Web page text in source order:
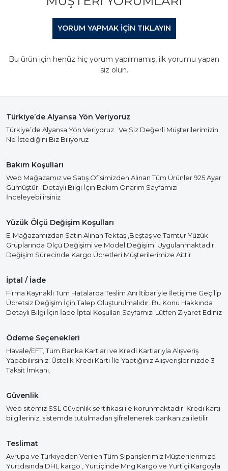
YORUM YAPMAK IÇIN TIKLAYIN
Bu ürün için henüz hiç yorum yapılmamış, ilk yorumu yapan
siz olun.
Türkiye’de Alyansa Yön Veriyoruz
Türkiye’de Alyansa Yön Veriyoruz. Ve Siz Değerli Müşterilerimizin
Ne İstediğini Biz Biliyoruz
Bakım Koşulları
Web Mağazamız ve Satış Ofisimizden Alınan Tüm Ürünler 925 Ayar
Gümüştür. Detaylı Bilgi İçin Bakım Onarım Sayfamızı
İnceleyebilirsiniz
Yüzük Ölçü Değişim Koşulları
E-Mağazamızdan Satın Alınan Tektaş ,Beştaş ve Tamtur Yüzük
Gruplarında Ölçü Değişimi ve Model Değişimi Uygulanmaktadır.
Değişim Sürecinde Kargo Ücretleri Müşterilerimize Aittir
İptal / İade
Firma Kaynaklı Tüm Hatalarda Teslim Anı İtibariyle İletişime Geçilip
Ücretsiz Değişim İçin Talep Oluşturulmalıdır. Bu Konu Hakkında
Detaylı Bilgi İçin İade İptal Koşulları Sayfamızı Lütfen Ziyaret Ediniz
Ödeme Seçenekleri
Havale/EFT, Tüm Banka Kartları ve Kredi Kartlarıyla Alışveriş
Yapabilirsiniz. Üstelik Kredi Kartı İle Yaptığınız Alışverişlerinizde 3
Taksit İmkanı.
Güvenlik
Web sitemiz SSL Güvenlik sertifikası ile korunmaktadır. Kredi kartı
bilgileriniz, sistemde tutulmadan şifrelenerek bankanıza iletilir
Teslimat
Avrupa ve Türkiyeden Verilen Tüm Siparişlerimiz Müşterilerimize
Yurtdısında DHL kargo , Yurtiçinde Mng Kargo ve Yurtiçi Kargoyla